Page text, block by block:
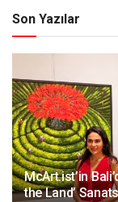
Son Yazılar
McArt.ist’in
the Land’